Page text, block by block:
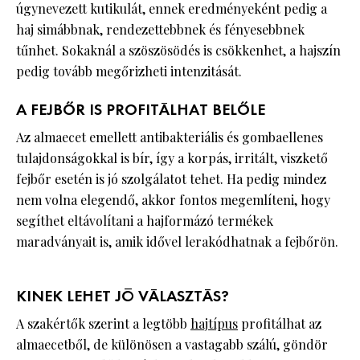
úgynevezett kutikulát, ennek eredményeként pedig a
haj simábbnak, rendezettebbnek és fényesebbnek
tűnhet. Sokaknál a szöszösödés is csökkenhet, a hajszín
pedig tovább megőrizheti intenzitását.
A FEJBŐR IS PROFITÁLHAT BELŐLE
Az almaecet emellett antibakteriális és gombaellenes
tulajdonságokkal is bír, így a korpás, irritált, viszkető
fejbőr esetén is jó szolgálatot tehet. Ha pedig mindez
nem volna elegendő, akkor fontos megemlíteni, hogy
segíthet eltávolítani a hajformázó termékek
maradványait is, amik idővel lerakódhatnak a fejbőrön.
KINEK LEHET JÓ VÁLASZTÁS?
A szakértők szerint a legtöbb hajtípus profitálhat az
almaecetből, de különösen a vastagabb szálú, göndör